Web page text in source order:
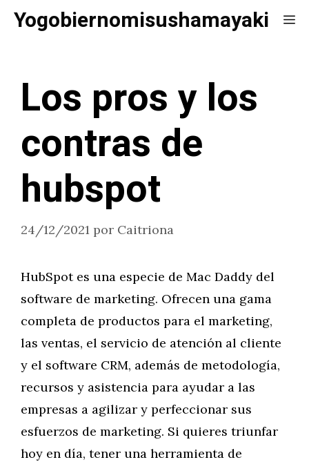
SaltarYogobiernomisushamayaki
Los pros y los
contras de
hubspot
24/12/2021 por Caitriona
HubSpot es una especie de Mac Daddy del
software de marketing. Ofrecen una gama
completa de productos para el marketing,
las ventas, el servicio de atención al cliente
y el software CRM, además de metodología,
recursos y asistencia para ayudar a las
empresas a agilizar y perfeccionar sus
esfuerzos de marketing. Si quieres triunfar
hoy en día, tener una herramienta de